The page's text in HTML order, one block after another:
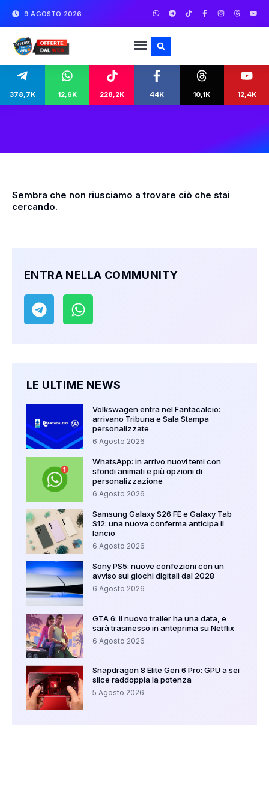
9 AGOSTO 2026
378,7K 12,6K 228,2K 44K 10,1K 12,4K
Sembra che non riusciamo a trovare ciò che stai
cercando.
ENTRA NELLA COMMUNITY
LE ULTIME NEWS
Volkswagen entra nel Fantacalcio:
arrivano Tribuna e Sala Stampa
personalizzate
6 Agosto 2026
WhatsApp: in arrivo nuovi temi con
sfondi animati e più opzioni di
personalizzazione
6 Agosto 2026
Samsung Galaxy S26 FE e Galaxy Tab
S12: una nuova conferma anticipa il
lancio
6 Agosto 2026
Sony PS5: nuove confezioni con un
avviso sui giochi digitali dal 2028
6 Agosto 2026
GTA 6: il nuovo trailer ha una data, e
sarà trasmesso in anteprima su Netflix
6 Agosto 2026
Snapdragon 8 Elite Gen 6 Pro: GPU a sei
slice raddoppia la potenza
5 Agosto 2026